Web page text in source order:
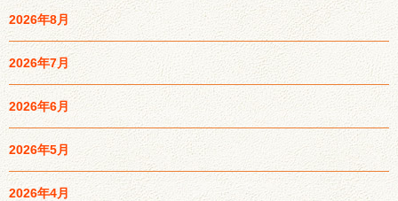
2026年8月
2026年7月
2026年6月
2026年5月
2026年4月